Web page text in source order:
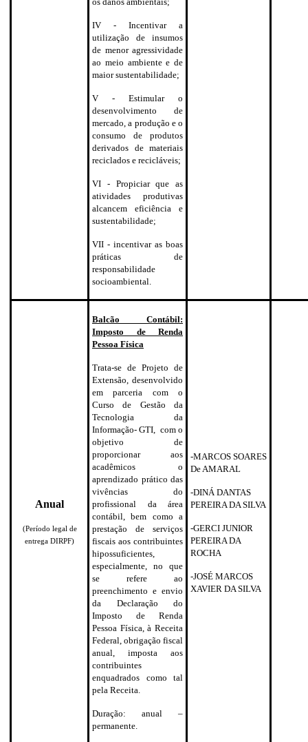
IV - Incentivar a
utilização de insumos
de menor agressividade
ao meio ambiente e de
maior sustentabilidade;
V - Estimular o
desenvolvimento de
mercado, a produção e o
consumo de produtos
derivados de materiais
reciclados e recicláveis;
VI - Propiciar que as
atividades produtivas
alcancem eficiência e
sustentabilidade;
VII - incentivar as boas
práticas de
responsabilidade
socioambiental.
Anual
(Período legal de
entrega DIRPF)
Balcão Contábil:
Imposto de Renda
Pessoa Física
Trata-se de Projeto de
Extensão, desenvolvido
em parceria com o
Curso de Gestão da
Tecnologia da
Informação- GTI, com o
objetivo de
proporcionar aos
acadêmicos o
aprendizado prático das
vivências do
profissional da área
contábil, bem como a
prestação de serviços
fiscais aos contribuintes
hipossuficientes,
especialmente, no que
se refere ao
preenchimento e envio
da Declaração do
Imposto de Renda
Pessoa Física, à Receita
Federal, obrigação fiscal
anual, imposta aos
contribuintes
enquadrados como tal
pela Receita.
Duração: anual –
permanente.
-MARCOS SOARES
De AMARAL
-DINÁ DANTAS
PEREIRA DA SILVA
-GERCI JUNIOR
PEREIRA DA
ROCHA
-JOSÉ MARCOS
XAVIER DA SILVA